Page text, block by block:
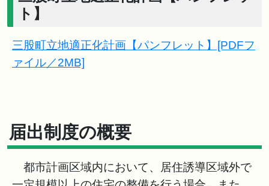
ト】
三股町立地適正化計画【パンフレット】[PDFフ
ァイル／2MB]
届出制度の概要
都市計画区域内において、居住誘導区域外で